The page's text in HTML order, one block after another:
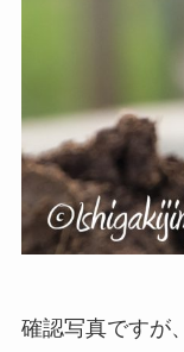
確認写真ですが